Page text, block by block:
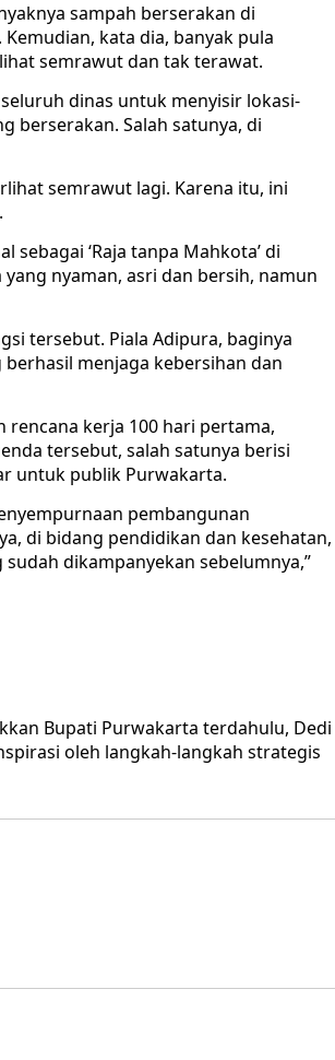
sampah berserakan di
kata dia, banyak pula
semrawut dan tak terawat.
dinas untuk menyisir lokasi-
berserakan. Salah satunya, di
semrawut lagi. Karena itu, ini
‘Raja tanpa Mahkota’ di
nyaman, asri dan bersih, namun
tersebut. Piala Adipura, baginya
menjaga kebersihan dan
rencana kerja 100 hari pertama,
tersebut, salah satunya berisi
untuk publik Purwakarta.
pembangunan
di bidang pendidikan dan kesehatan,
dikampanyekan sebelumnya,”
Bupati Purwakarta terdahulu, Dedi
oleh langkah-langkah strategis